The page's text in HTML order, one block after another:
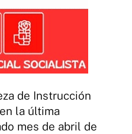
de Instrucción
la última
mes de abril de